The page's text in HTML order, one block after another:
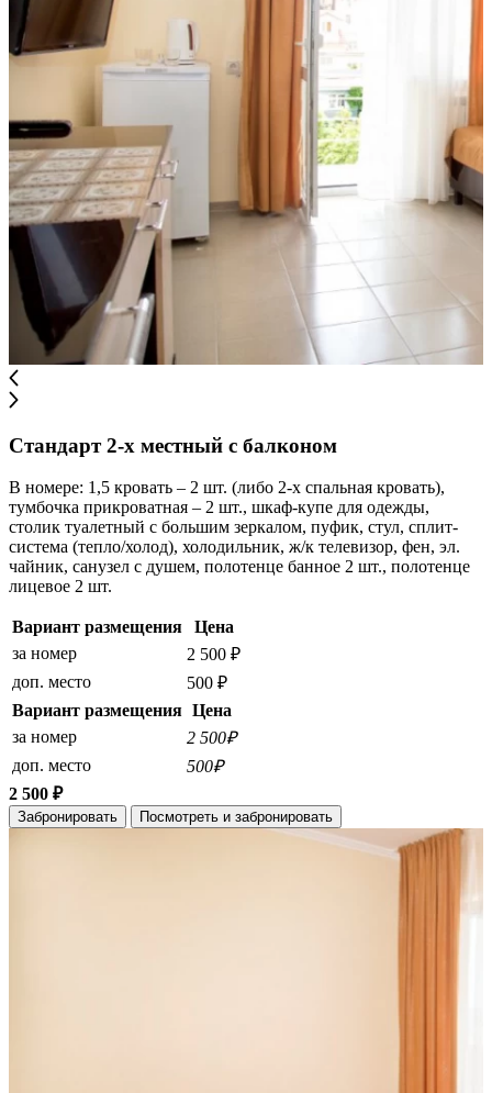
Стандарт 2-х местный с балконом
В номере: 1,5 кровать – 2 шт. (либо 2-х спальная кровать),
тумбочка прикроватная – 2 шт., шкаф-купе для одежды,
столик туалетный с большим зеркалом, пуфик, стул, сплит-
система (тепло/холод), холодильник, ж/к телевизор, фен, эл.
чайник, санузел с душем, полотенце банное 2 шт., полотенце
лицевое 2 шт.
Вариант размещения
Цена
за номер
2 500 ₽
доп. место
500 ₽
Вариант размещения Цена
за номер
2 500₽
доп. место
500₽
2 500 ₽
Забронировать Посмотреть и забронировать